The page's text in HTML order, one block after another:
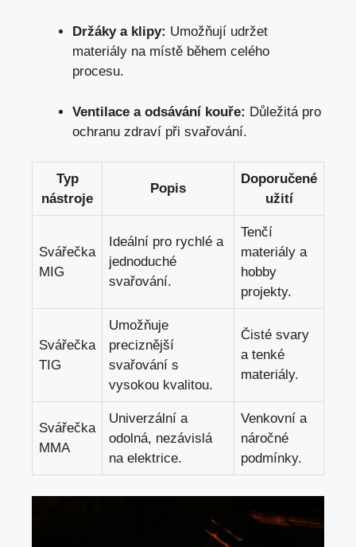
Držáky a klipy: Umožňují udržet
materiály na místě během celého
procesu.
Ventilace a odsávání kouře: Důležitá pro
ochranu zdraví při svařování.
Typ‍
nástroje
Popis
Doporučené
užití
Svářečka
MIG
Ideální pro ‍rychlé a
jednoduché
svařování.
Tenčí
materiály a
hobby
‍projekty.
Svářečka
TIG
Umožňuje
preciznější‌
svařování s
⁢vysokou kvalitou.
Čisté⁣ svary
a ‍tenké
materiály.
Svářečka
MMA
Univerzální a
odolná, ⁣nezávislá
na elektrice.
Venkovní ‌a‍
náročné⁣
podmínky.